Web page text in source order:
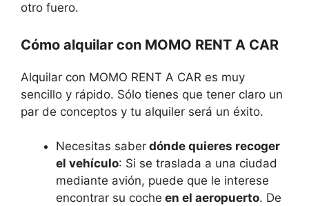
otro fuero.
Cómo alquilar con MOMO RENT A CAR
Alquilar con MOMO RENT A CAR es muy
sencillo y rápido. Sólo tienes que tener claro un
par de conceptos y tu alquiler será un éxito.
Necesitas saber dónde quieres recoger
el vehículo: Si se traslada a una ciudad
mediante avión, puede que le interese
encontrar su coche en el aeropuerto. De